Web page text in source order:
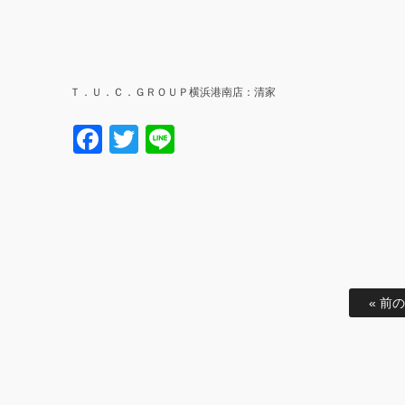
Ｔ．Ｕ．Ｃ．ＧＲＯＵＰ横浜港南店：清家
Facebook
Twitter
« 前